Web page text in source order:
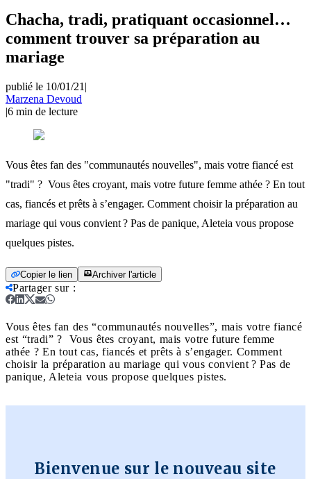
Chacha, tradi, pratiquant occasionnel…
comment trouver sa préparation au
mariage
publié le 10/01/21 |
Marzena Devoud
|6 min de lecture
Vous êtes fan des "communautés nouvelles", mais votre fiancé est
"tradi" ? Vous êtes croyant, mais votre future femme athée ? En tout
cas, fiancés et prêts à s’engager. Comment choisir la préparation au
mariage qui vous convient ? Pas de panique, Aleteia vous propose
quelques pistes.
Copier le lien Archiver l'article
Partager sur:
Vous êtes fan des “communautés nouvelles”, mais votre fiancé
est “tradi” ? Vous êtes croyant, mais votre future femme
athée ? En tout cas, fiancés et prêts à s’engager. Comment
choisir la préparation au mariage qui vous convient ? Pas de
panique, Aleteia vous propose quelques pistes.
Bienvenue sur le nouveau site